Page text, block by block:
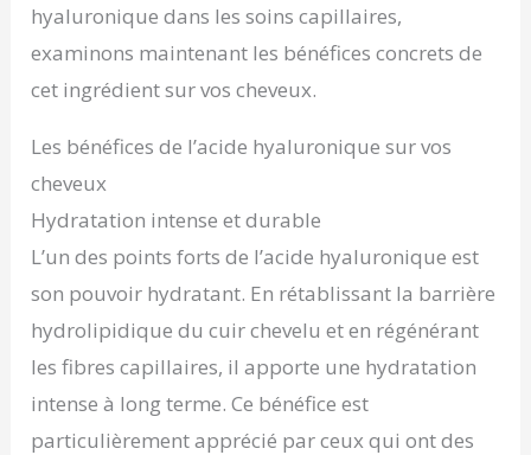
hyaluronique dans les soins capillaires,
examinons maintenant les bénéfices concrets de
cet ingrédient sur vos cheveux.
Les bénéfices de l’acide hyaluronique sur vos
cheveux
Hydratation intense et durable
L’un des points forts de l’acide hyaluronique est
son pouvoir hydratant. En rétablissant la barrière
hydrolipidique du cuir chevelu et en régénérant
les fibres capillaires, il apporte une hydratation
intense à long terme. Ce bénéfice est
particulièrement apprécié par ceux qui ont des